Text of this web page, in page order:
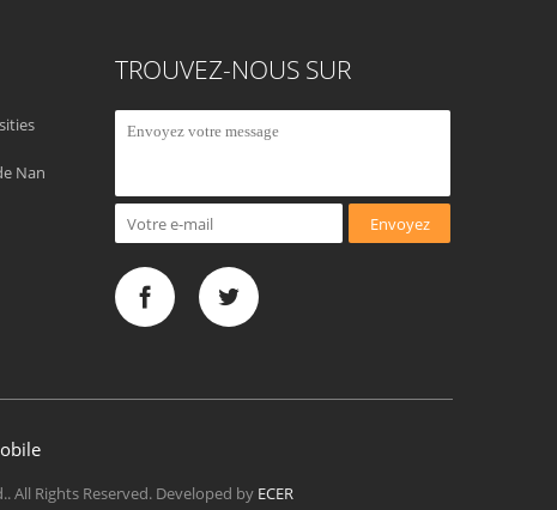
Nan
TROUVEZ-NOUS SUR
Envoyez
All Rights Reserved. Developed by ECER